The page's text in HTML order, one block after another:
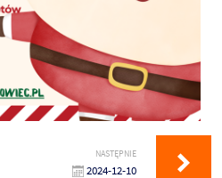
NASTĘPNIE
2024-12-10